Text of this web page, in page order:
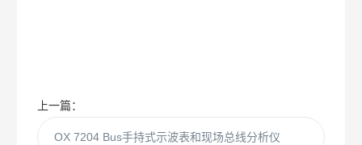
上一篇：
OX 7204 Bus手持式示波表和现场总线分析仪